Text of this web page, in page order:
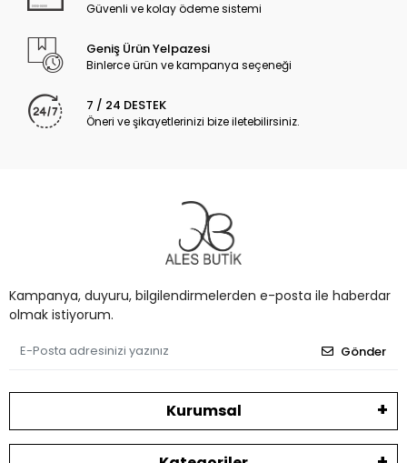
Güvenli ve kolay ödeme sistemi
Geniş Ürün Yelpazesi
Binlerce ürün ve kampanya seçeneği
7 / 24 DESTEK
Öneri ve şikayetlerinizi bize iletebilirsiniz.
Kampanya, duyuru, bilgilendirmelerden e-posta ile haberdar
olmak istiyorum.
Gönder
Kurumsal